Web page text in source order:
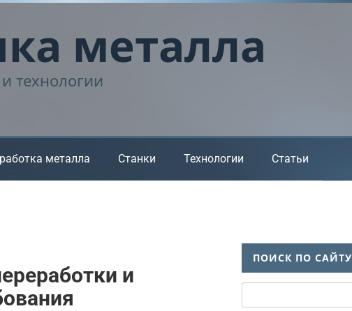
металла
технологии
металла Станки Технологии Статьи
и
ПОИСК ПО САЙТУ